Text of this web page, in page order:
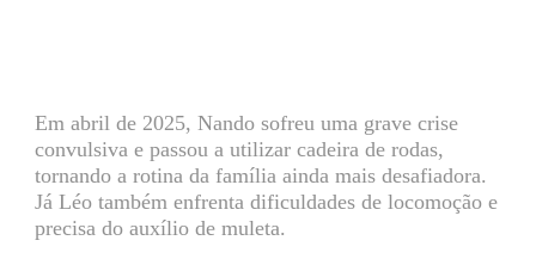
Em abril de 2025, Nando sofreu uma grave crise
convulsiva e passou a utilizar cadeira de rodas,
tornando a rotina da família ainda mais desafiadora.
Já Léo também enfrenta dificuldades de locomoção e
precisa do auxílio de muleta.